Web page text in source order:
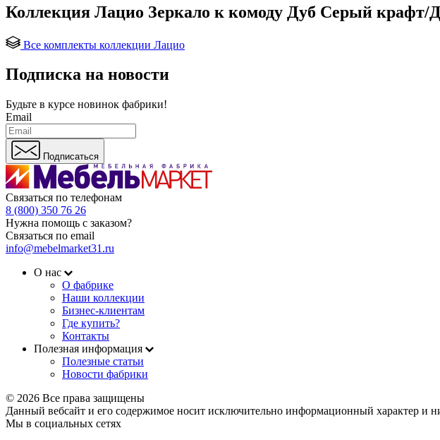
Коллекция Лацио Зеркало к комоду Дуб Серый крафт/
Все комплекты коллекции Лацио
Подписка на новости
Будьте в курсе новинок фабрики!
Email
Подписаться
Связаться по телефонам
8 (800) 350 76 26
Нужна помощь с заказом?
Связаться по email
info@mebelmarket31.ru
О нас
О фабрике
Наши коллекции
Бизнес-клиентам
Где купить?
Контакты
Полезная информация
Полезные статьи
Новости фабрики
© 2026 Все права защищены
Данный вебсайт и его содержимое носит исключительно информационный характер и
Мы в социальных сетях